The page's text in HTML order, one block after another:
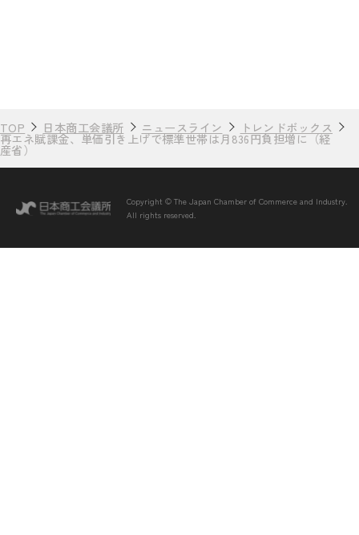
TOP 日本商工会議所 ニュースライン トレンドボックス
再エネ賦課金、単価引き上げで標準世帯は月836円負担増に（経
産省）
Copyright © The Japan Chamber of Commerce and Industry.
All rights reserved.